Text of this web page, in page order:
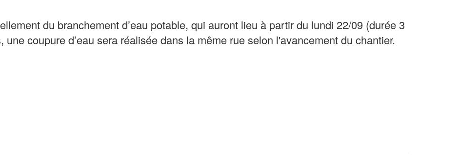
du branchement d’eau potable, qui auront lieu à partir du lundi 22/09 (durée 3
coupure d’eau sera réalisée dans la même rue selon l'avancement du chantier.